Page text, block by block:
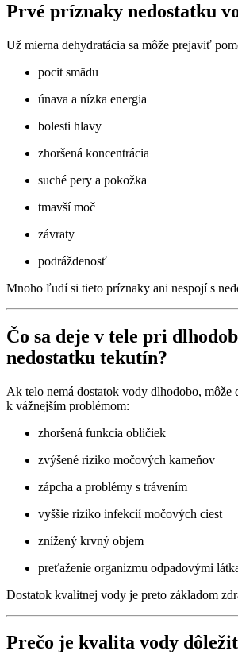
Prvé príznaky nedostatku
Už mierna dehydratácia sa môže prejaviť
pocit smädu
únava a nízka energia
bolesti hlavy
zhoršená koncentrácia
suché pery a pokožka
tmavší moč
závraty
podráždenosť
Mnoho ľudí si tieto príznaky ani nespojí s
Čo sa deje v tele pri
nedostatku tekutín?
Ak telo nemá dostatok vody dlhodobo, môže
k vážnejším problémom:
zhoršená funkcia obličiek
zvýšené riziko močových kameňov
zápcha a problémy s trávením
vyššie riziko infekcií močových ciest
znížený krvný objem
preťaženie organizmu odpadovými
Dostatok kvalitnej vody je preto základom
Prečo je kvalita vody